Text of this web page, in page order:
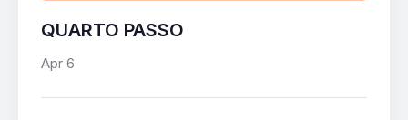
QUARTO PASSO
Apr 6